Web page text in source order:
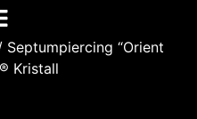
Septumpiercing “Orient
Kristall